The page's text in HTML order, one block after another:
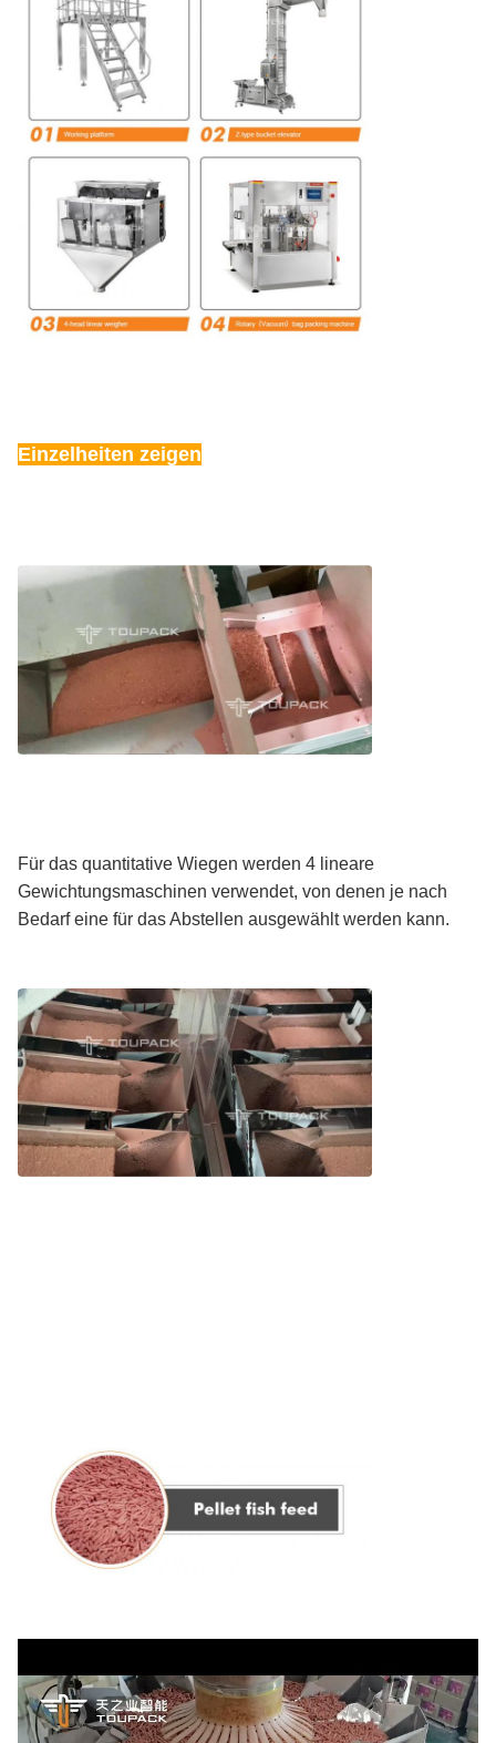
Einzelheiten zeigen
Für das quantitative Wiegen werden 4 lineare
Gewichtungsmaschinen verwendet, von denen je nach
Bedarf eine für das Abstellen ausgewählt werden kann.